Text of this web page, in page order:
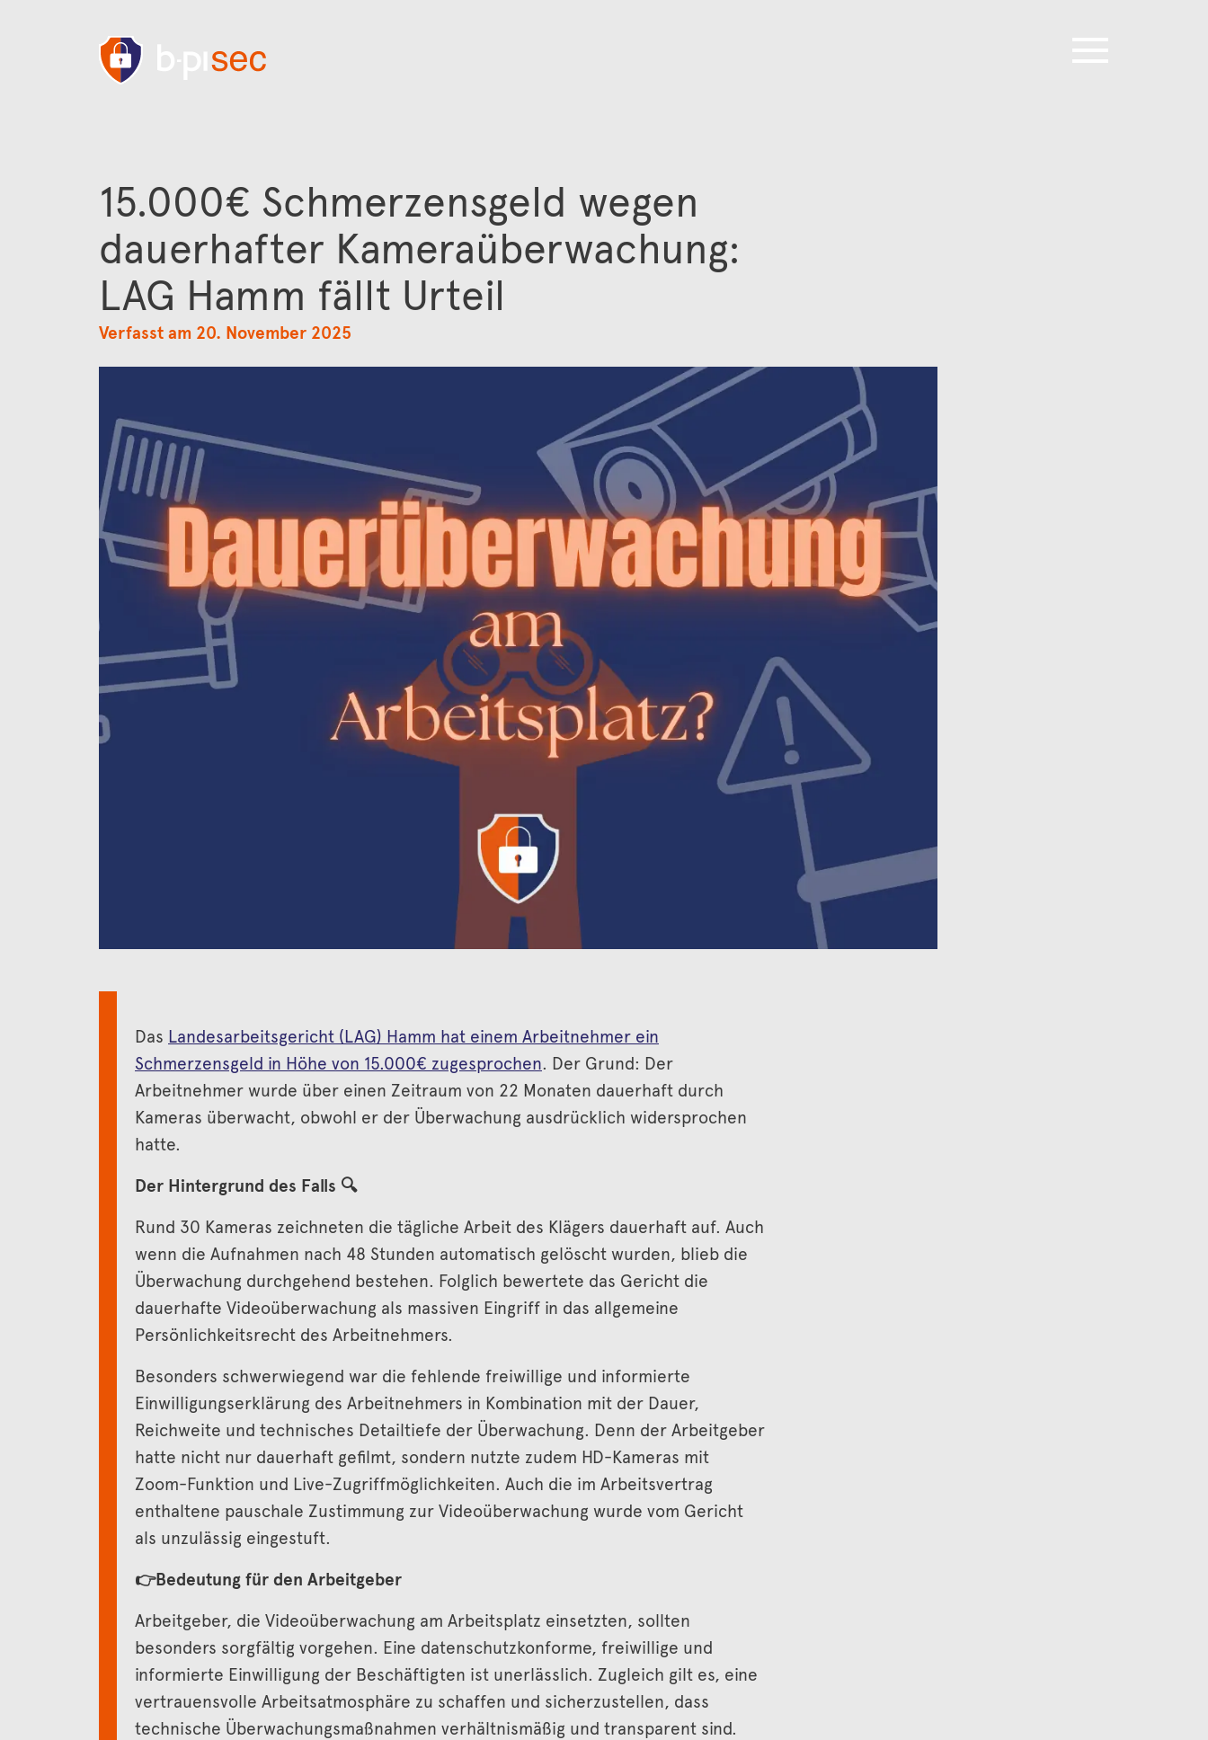
15.000€ Schmerzensgeld wegen
dauerhafter Kameraüberwachung:
LAG Hamm fällt Urteil
Verfasst am 20. November 2025
Das Landesarbeitsgericht (LAG) Hamm hat einem Arbeitnehmer ein
Schmerzensgeld in Höhe von 15.000€ zugesprochen. Der Grund: Der
Arbeitnehmer wurde über einen Zeitraum von 22 Monaten dauerhaft durch
Kameras überwacht, obwohl er der Überwachung ausdrücklich widersprochen
hatte.
Der Hintergrund des Falls 🔍
Rund 30 Kameras zeichneten die tägliche Arbeit des Klägers dauerhaft auf. Auch
wenn die Aufnahmen nach 48 Stunden automatisch gelöscht wurden, blieb die
Überwachung durchgehend bestehen. Folglich bewertete das Gericht die
dauerhafte Videoüberwachung als massiven Eingriff in das allgemeine
Persönlichkeitsrecht des Arbeitnehmers.
Besonders schwerwiegend war die fehlende freiwillige und informierte
Einwilligungserklärung des Arbeitnehmers in Kombination mit der Dauer,
Reichweite und technisches Detailtiefe der Überwachung. Denn der Arbeitgeber
hatte nicht nur dauerhaft gefilmt, sondern nutzte zudem HD-Kameras mit
Zoom-Funktion und Live-Zugriffmöglichkeiten. Auch die im Arbeitsvertrag
enthaltene pauschale Zustimmung zur Videoüberwachung wurde vom Gericht
als unzulässig eingestuft.
👉​Bedeutung für den Arbeitgeber
Arbeitgeber, die Videoüberwachung am Arbeitsplatz einsetzten, sollten
besonders sorgfältig vorgehen. Eine datenschutzkonforme, freiwillige und
informierte Einwilligung der Beschäftigten ist unerlässlich. Zugleich gilt es, eine
vertrauensvolle Arbeitsatmosphäre zu schaffen und sicherzustellen, dass
technische Überwachungsmaßnahmen verhältnismäßig und transparent sind.